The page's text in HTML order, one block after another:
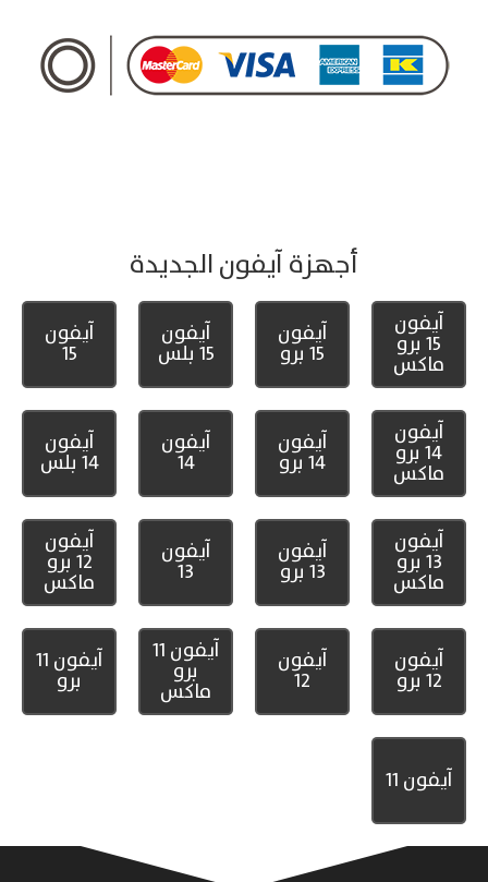
أجهزة آيفون الجديدة
آيفون
15 برو
ماكس
آيفون
15 برو
آيفون
15 بلس
آيفون
15
آيفون
14 برو
ماكس
آيفون
14 برو
آيفون
14
آيفون
14 بلس
آيفون
13 برو
ماكس
آيفون
13 برو
آيفون
13
آيفون
12 برو
ماكس
آيفون
12 برو
آيفون
12
آيفون 11
برو
ماكس
آيفون 11
برو
آيفون 11